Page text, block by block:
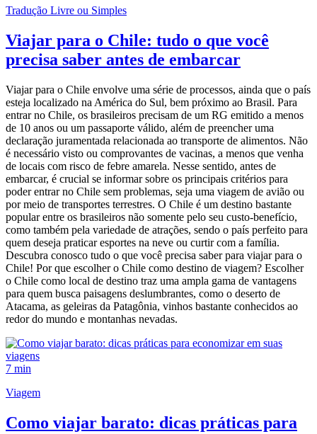
Tradução Livre ou Simples
Viajar para o Chile: tudo o que você
precisa saber antes de embarcar
Viajar para o Chile envolve uma série de processos, ainda que o país
esteja localizado na América do Sul, bem próximo ao Brasil. Para
entrar no Chile, os brasileiros precisam de um RG emitido a menos
de 10 anos ou um passaporte válido, além de preencher uma
declaração juramentada relacionada ao transporte de alimentos. Não
é necessário visto ou comprovantes de vacinas, a menos que venha
de locais com risco de febre amarela. Nesse sentido, antes de
embarcar, é crucial se informar sobre os principais critérios para
poder entrar no Chile sem problemas, seja uma viagem de avião ou
por meio de transportes terrestres. O Chile é um destino bastante
popular entre os brasileiros não somente pelo seu custo-benefício,
como também pela variedade de atrações, sendo o país perfeito para
quem deseja praticar esportes na neve ou curtir com a família.
Descubra conosco tudo o que você precisa saber para viajar para o
Chile! Por que escolher o Chile como destino de viagem? Escolher
o Chile como local de destino traz uma ampla gama de vantagens
para quem busca paisagens deslumbrantes, como o deserto de
Atacama, as geleiras da Patagônia, vinhos bastante conhecidos ao
redor do mundo e montanhas nevadas.
7 min
Viagem
Como viajar barato: dicas práticas para